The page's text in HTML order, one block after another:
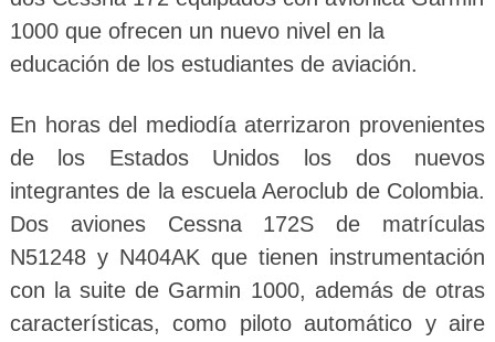
1000 que ofrecen un nuevo nivel en la
educación de los estudiantes de aviación.
En horas del mediodía aterrizaron provenientes
de los Estados Unidos los dos nuevos
integrantes de la escuela Aeroclub de Colombia.
Dos aviones Cessna 172S de matrículas
N51248 y N404AK que tienen instrumentación
con la suite de Garmin 1000, además de otras
características, como piloto automático y aire